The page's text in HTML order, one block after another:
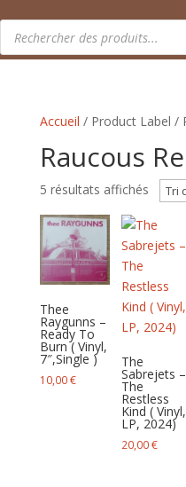
Recherche
produits
Accueil / Product Label /
Raucous
5 résultats affichésTrié
plus
récent
plus
ancien
Thee
Raygunns –
Ready To
Burn ( Vinyl,
7″,Single )
10,00€
The
Sabrejets –
The
Restless
Kind ( Vinyl,
LP, 2024)
20,00€